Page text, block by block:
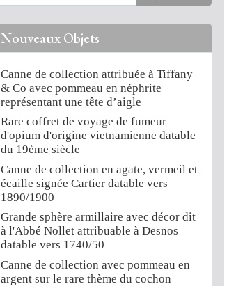
Nouveaux Objets
Canne de collection attribuée à Tiffany
& Co avec pommeau en néphrite
représentant une tête d’aigle
Rare coffret de voyage de fumeur
d'opium d'origine vietnamienne datable
du 19ème siècle
Canne de collection en agate, vermeil et
écaille signée Cartier datable vers
1890/1900
Grande sphère armillaire avec décor dit
à l'Abbé Nollet attribuable à Desnos
datable vers 1740/50
Canne de collection avec pommeau en
argent sur le rare thème du cochon